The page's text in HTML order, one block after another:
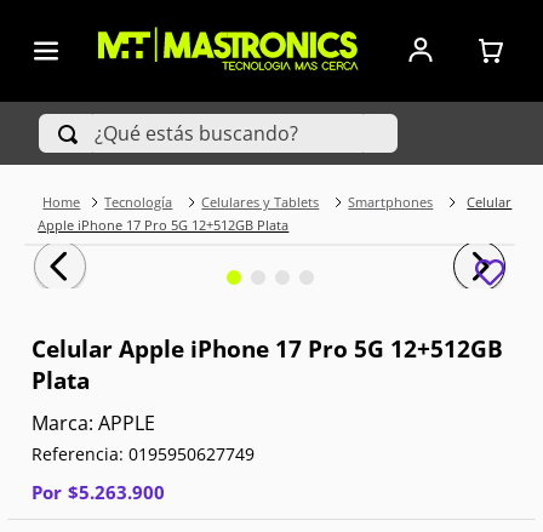
¿Qué estás buscando?
Tecnología Celulares y Tablets Smartphones
Celular
Apple iPhone 17 Pro 5G 12+512GB Plata
Celular Apple iPhone 17 Pro 5G 12+512GB
Plata
APPLE
Referencia: 0195950627749
Por $5.263.900
TÉRMINOS MÁS BUSCADOS
1.
Iphone
3.
Celulares Samsung
4.
Televisores
5.
Iphone 15 Pro Max